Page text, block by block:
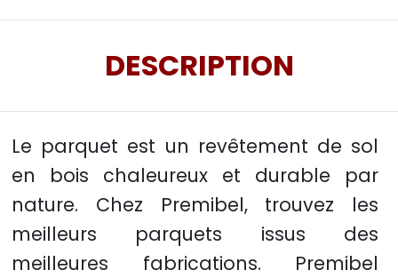
DESCRIPTION
Le parquet est un revêtement de sol
en bois chaleureux et durable par
nature. Chez Premibel, trouvez les
meilleurs parquets issus des
meilleures fabrications. Premibel